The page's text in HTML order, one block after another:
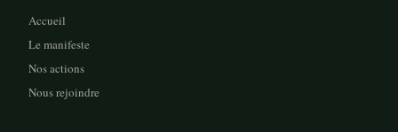
Accueil
Le manifeste
Nos actions
Nous rejoindre